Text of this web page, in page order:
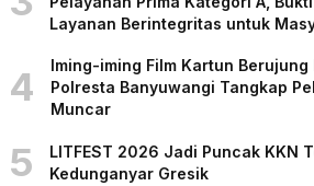
Layanan Berintegritas untuk
4
Iming-iming Film Kartun Berujung
Polresta Banyuwangi Tangkap
Muncar
5
LITFEST 2026 Jadi Puncak KKN
Kedunganyar Gresik